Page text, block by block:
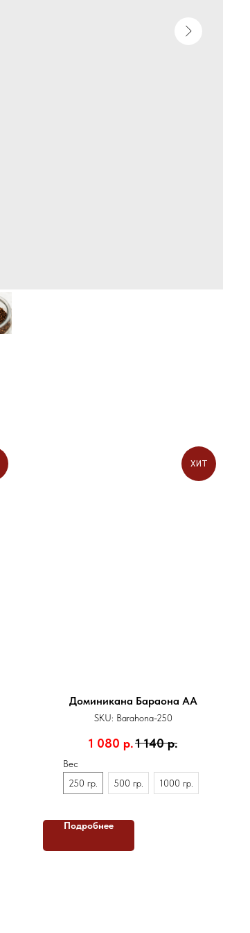
ХИТ
Доминикана Бараона АА
SKU: Barahona-250
1 080 р.1 140 р.
Вес
250 гр.
500 гр. 1000 гр.
Подробнее